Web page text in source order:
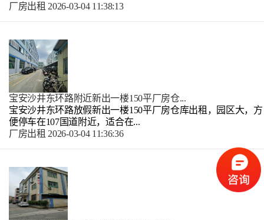
厂房出租 2026-03-04 11:38:13
宝安沙井东环路附近新出一楼150平厂房仓...
宝安沙井东环路放假新出一楼150平厂房仓库出租，园区大，方
便停车在107国道附近，适合在...
厂房出租 2026-03-04 11:36:36